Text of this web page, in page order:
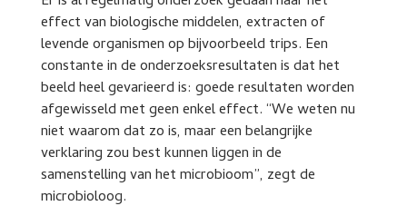
effect van biologische middelen, extracten of
levende organismen op bijvoorbeeld trips. Een
constante in de onderzoeksresultaten is dat het
beeld heel gevarieerd is: goede resultaten worden
afgewisseld met geen enkel effect. “We weten nu
niet waarom dat zo is, maar een belangrijke
verklaring zou best kunnen liggen in de
samenstelling van het microbioom”, zegt de
microbioloog.